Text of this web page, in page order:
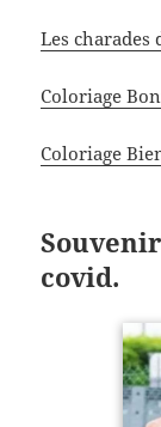
Les charades
Coloriage
Coloriage
covid.